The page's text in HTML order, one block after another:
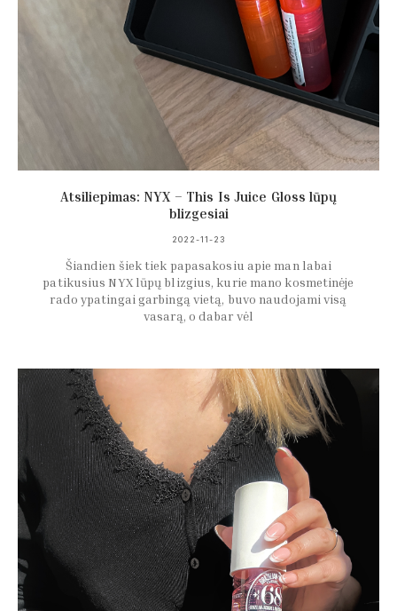
Atsiliepimas: NYX – This Is Juice Gloss lūpų
blizgesiai
2022-11-23
Šiandien šiek tiek papasakosiu apie man labai
patikusius NYX lūpų blizgius, kurie mano kosmetinėje
rado ypatingai garbingą vietą, buvo naudojami visą
vasarą, o dabar vėl